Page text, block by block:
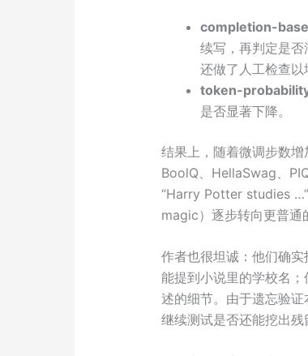
completion-
续写，再判定是
还做了人工检查以
token-
是否显著下降。
结果上，随着微调步数增
BoolQ、HellaSwag、
“Harry Potter studies
magic）逐步转向更普通
作者也很坦诚：他们确
能提到小说里的学校名
述的细节。由于遗忘验
继续测试是否还能挖出残